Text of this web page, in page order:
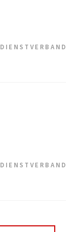
DIENSTVERBAND
DIENSTVERBAND